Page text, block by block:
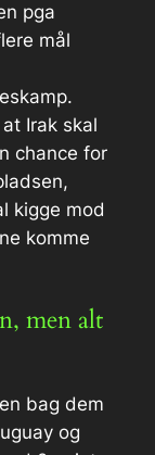
pga
mål
Irak skal
chance for
kigge mod
komme
men alt
bag dem
og